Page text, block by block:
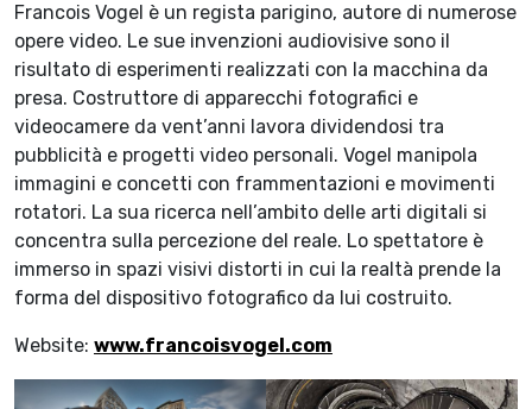
Francois Vogel è un regista parigino, autore di numerose
opere video. Le sue invenzioni audiovisive sono il
risultato di esperimenti realizzati con la macchina da
presa. Costruttore di apparecchi fotografici e
videocamere da vent’anni lavora dividendosi tra
pubblicità e progetti video personali. Vogel manipola
immagini e concetti con frammentazioni e movimenti
rotatori. La sua ricerca nell’ambito delle arti digitali si
concentra sulla percezione del reale. Lo spettatore è
immerso in spazi visivi distorti in cui la realtà prende la
forma del dispositivo fotografico da lui costruito.
Website: www.francoisvogel.com